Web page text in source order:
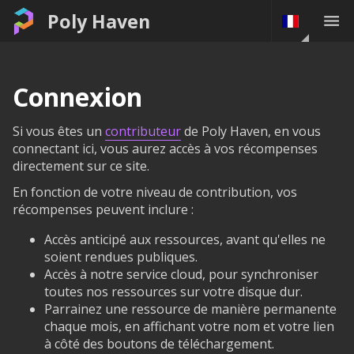
Poly Haven
Connexion
Si vous êtes un contributeurde Poly Haven, en vous
connectant ici, vous aurez accès à vos récompenses
directement sur ce site.
En fonction de votre niveau de contribution, vos
récompenses peuvent inclure :
Accès anticipé aux ressources, avant qu'elles ne
soient rendues publiques.
Accès à notre service cloud, pour synchroniser
toutes nos ressources sur votre disque dur.
Parrainez une ressource de manière permanente
chaque mois, en affichant votre nom et votre lien
à côté des boutons de téléchargement.